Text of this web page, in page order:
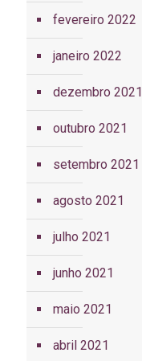
fevereiro 2022
janeiro 2022
dezembro 2021
outubro 2021
setembro 2021
agosto 2021
julho 2021
junho 2021
maio 2021
abril 2021